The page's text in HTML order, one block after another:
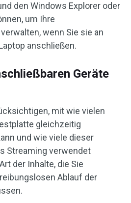
den Windows Explorer oder
um Ihre
wenn Sie sie an
anschließen.
Geräte
mit wie vielen
gleichzeitig
und wie viele dieser
Streaming verwendet
der Inhalte, die Sie
Ablauf der